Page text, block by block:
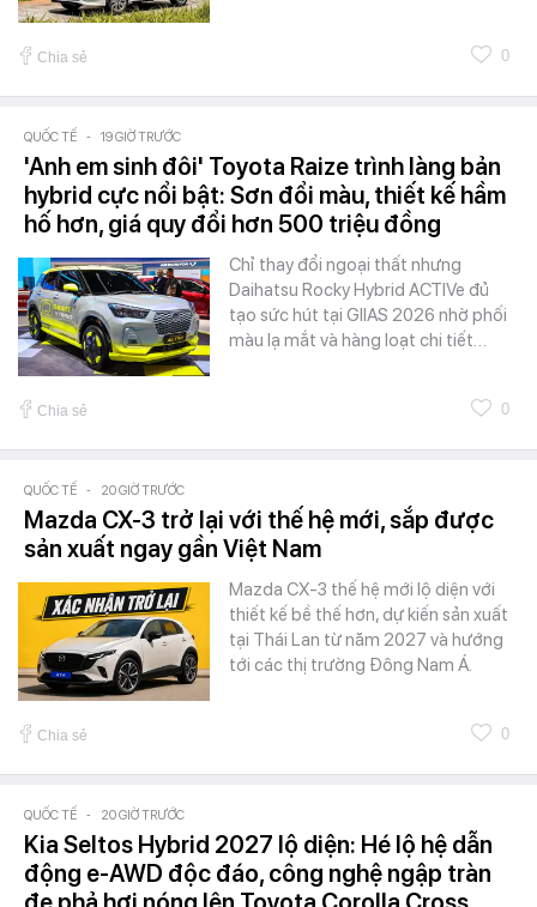
Chia sẻ 0
QUỐC TẾ - 19 GIỜ TRƯỚC
'Anh em sinh đôi' Toyota Raize trình làng bản
hybrid cực nổi bật: Sơn đổi màu, thiết kế hầm
hố hơn, giá quy đổi hơn 500 triệu đồng
Chỉ thay đổi ngoại thất nhưng
Daihatsu Rocky Hybrid ACTIVe đủ
tạo sức hút tại GIIAS 2026 nhờ phối
màu lạ mắt và hàng loạt chi tiết…
Chia sẻ 0
QUỐC TẾ - 20 GIỜ TRƯỚC
Mazda CX-3 trở lại với thế hệ mới, sắp được
sản xuất ngay gần Việt Nam
Mazda CX-3 thế hệ mới lộ diện với
thiết kế bề thế hơn, dự kiến sản xuất
tại Thái Lan từ năm 2027 và hướng
tới các thị trường Đông Nam Á.
Chia sẻ 0
QUỐC TẾ - 20 GIỜ TRƯỚC
Kia Seltos Hybrid 2027 lộ diện: Hé lộ hệ dẫn
động e-AWD độc đáo, công nghệ ngập tràn